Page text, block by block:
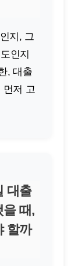
지, 그
인지
, 대출
먼저 고
대출
을 때,
할까